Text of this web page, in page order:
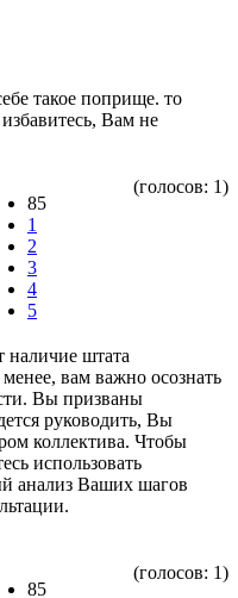
такое поприще. то
Вам не
85
1
2
3
4
5
(голосов: 1)
наличие штата
вам важно осознать
Вы призваны
руководить, Вы
коллектива. Чтобы
использовать
анализ Ваших шагов
85
(голосов: 1)